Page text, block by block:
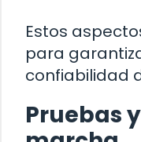
Estos
para
confiabilidad
Pruebas